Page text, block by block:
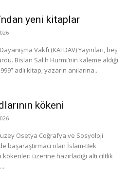
yeni kitaplar
Vakfı (KAFDAV) Yayınları, beş
Bislan Salih Hurmi’nin kaleme aldığı
adlı kitap; yazarın anılarına...
kökeni
Osetya Coğrafya ve Sosyoloji
başaraştırmacı olan İslam-Bek
üzerine hazırladığı altı ciltlik